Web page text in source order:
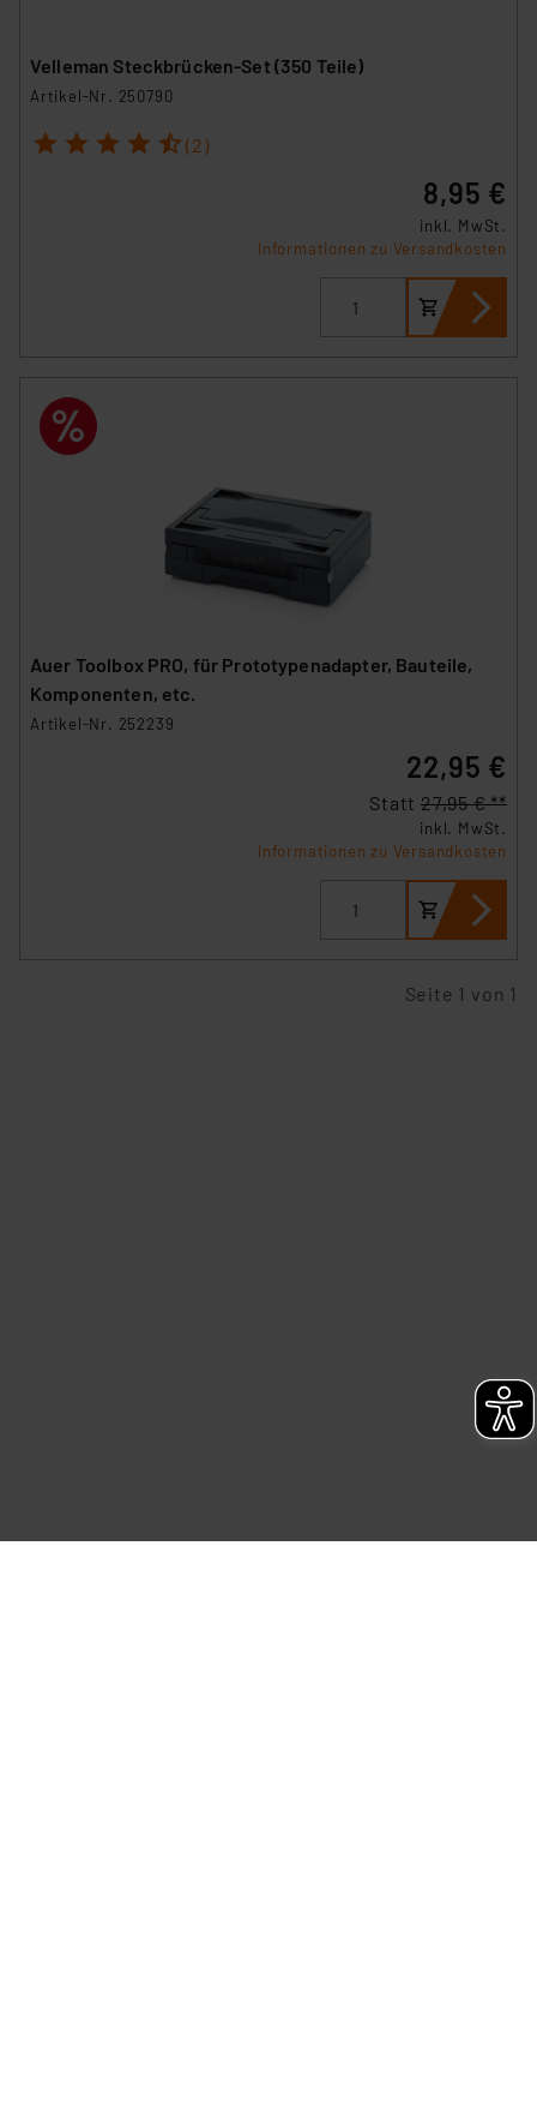
Velleman Steckbrücken-Set (350 Teile)
Artikel-Nr. 250790
1 2 3 4 5 (2)
8,95 €
inkl. MwSt.
Informationen zu Versandkosten
Auer Toolbox PRO, für Prototypenadapter, Bauteile,
Komponenten, etc.
Artikel-Nr. 252239
22,95 €
Statt 27,95 € **
inkl. MwSt.
Informationen zu Versandkosten
Seite 1 von 1